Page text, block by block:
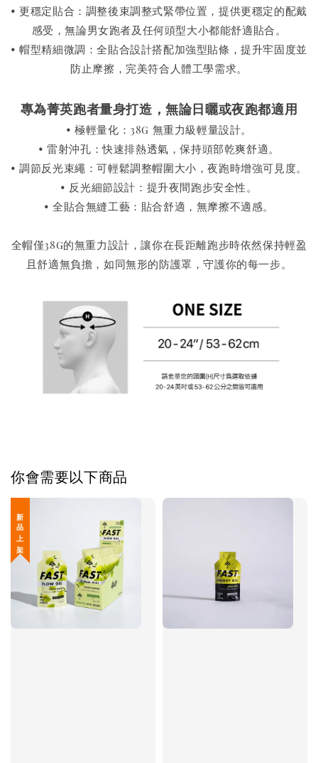
• 更穩定貼合：調整後束調整式緊帶位置，提供更穩定的配戴
感受，無論男女跑者及任何頭型大小都能舒適貼合。
• 帽型精細微調：全貼合設計搭配加強型貼條，提升牢固度並
防止摩擦，完美符合人體工學需求。
專為菁英跑者量身打造，無論日曬或夜跑都適用
• 極輕量化：38g 無重力級輕量設計。
• 雷射沖孔：快速排熱透氣，保持頭部乾爽舒適。
• 調節反光束繩：可輕鬆調整帽圍大小，夜跑時增強可見度。
• 反光細節設計：提升夜間跑步安全性。
• 全貼合無縫工藝：貼合舒適，無摩擦不適感。
全帽僅38g的無重力設計，讓你在長距離跑步時依然保持輕盈
且舒適無負擔，如同無形的防護罩，守護你的每一步。
你會需要以下商品
新 品 上 架